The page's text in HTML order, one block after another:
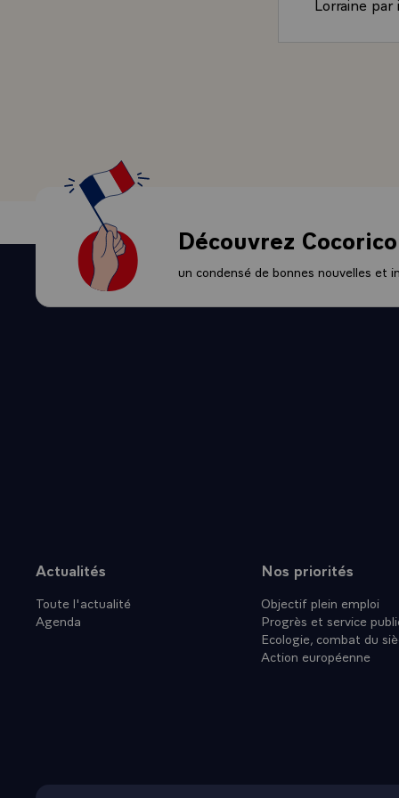
même
pas si
voir en
- Je reviens
réunion, à
choses
- Je vais,
poursuivre
quarante
avantages
présidence
surmonter
récent des
monde
on aperçoit,
- Vous
compte, il
vue
Découvrez Cocorico
un condensé de bonnes nouvelles et
Plan du site
Actualités
Toute l'actualité
Agenda
Nos priorités
Objectif plein emploi
Progrès et service
Ecologie, combat du
Action européenne